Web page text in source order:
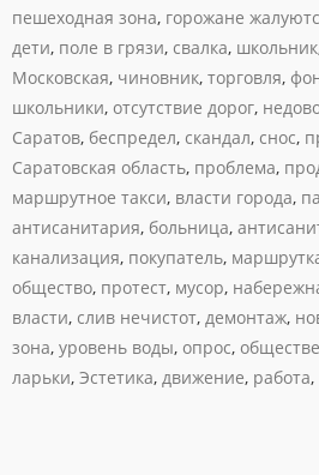
пешеходная зона, горожане
дети, поле в грязи, свалка, школьник
Московская, чиновник, торговля,
школьники, отсутствие дорог,
Саратов, беспредел, скандал, снос,
Саратовская область, проблема,
маршрутное такси, власти города,
антисанитария, больница,
канализация, покупатель,
общество, протест, мусор,
власти, слив нечистот, демонтаж,
зона, уровень воды, опрос,
ларьки, Эстетика, движение, работа,